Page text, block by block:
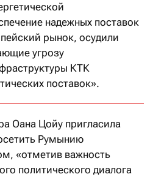
надежных поставок
рынок, осудили
угрозу
КТК
поставок».
Оана Цойу пригласила
Румынию
«отметив важность
политического диалога